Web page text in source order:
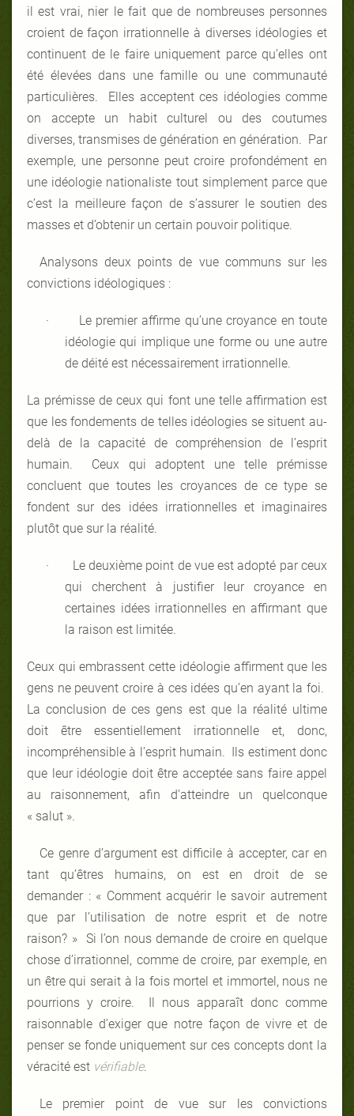
il est vrai, nier le fait que de nombreuses personnes
croient de façon irrationnelle à diverses idéologies et
continuent de le faire uniquement parce qu’elles ont
été élevées dans une famille ou une communauté
particulières. Elles acceptent ces idéologies comme
on accepte un habit culturel ou des coutumes
diverses, transmises de génération en génération. Par
exemple, une personne peut croire profondément en
une idéologie nationaliste tout simplement parce que
c’est la meilleure façon de s’assurer le soutien des
masses et d’obtenir un certain pouvoir politique.
Analysons deux points de vue communs sur les
convictions idéologiques :
·
Le premier affirme qu’une croyance en toute
idéologie qui implique une forme ou une autre
de déité est nécessairement irrationnelle.
La prémisse de ceux qui font une telle affirmation est
que les fondements de telles idéologies se situent au-
delà de la capacité de compréhension de l’esprit
humain. Ceux qui adoptent une telle prémisse
concluent que toutes les croyances de ce type se
fondent sur des idées irrationnelles et imaginaires
plutôt que sur la réalité.
·
Le deuxième point de vue est adopté par ceux
qui cherchent à justifier leur croyance en
certaines idées irrationnelles en affirmant que
la raison est limitée.
Ceux qui embrassent cette idéologie affirment que les
gens ne peuvent croire à ces idées qu’en ayant la foi.
La conclusion de ces gens est que la réalité ultime
doit être essentiellement irrationnelle et, donc,
incompréhensible à l’esprit humain. Ils estiment donc
que leur idéologie doit être acceptée sans faire appel
au raisonnement, afin d’atteindre un quelconque
« salut ».
Ce genre d’argument est difficile à accepter, car en
tant qu’êtres humains, on est en droit de se
demander : « Comment acquérir le savoir autrement
que par l’utilisation de notre esprit et de notre
raison? » Si l’on nous demande de croire en quelque
chose d’irrationnel, comme de croire, par exemple, en
un être qui serait à la fois mortel et immortel, nous ne
pourrions y croire. Il nous apparaît donc comme
raisonnable d’exiger que notre façon de vivre et de
penser se fonde uniquement sur ces concepts dont la
véracité est vérifiable.
Le premier point de vue sur les convictions